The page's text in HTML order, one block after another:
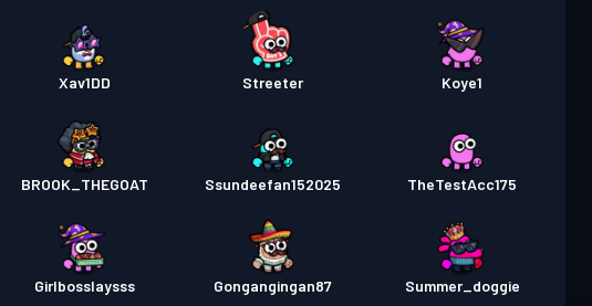
Xav1DD Streeter Koye1
BROOK_THEGOAT Ssundeefan152025 TheTestAcc175
Girlbosslaysss Gongangingan87 Summer_doggie